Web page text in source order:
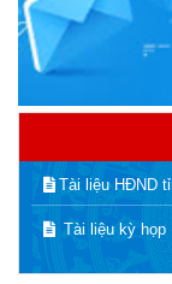
Tài liệu HĐND
Tài liệu kỳ họp